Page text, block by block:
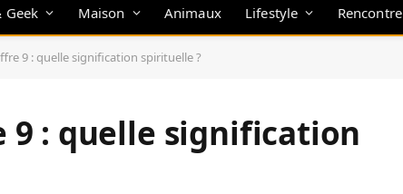
Geek Maison Animaux Lifestyle Rencontre
9 : quelle signification spirituelle ?
: quelle signification